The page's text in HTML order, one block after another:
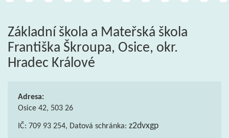
Základní škola a Mateřská škola
Františka Škroupa, Osice, okr.
Hradec Králové
Adresa:
Osice 42, 503 26
IČ: 709 93 254, Datová schránka: z2dvxgp